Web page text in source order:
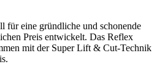
für eine gründliche und schonende
Preis entwickelt. Das Reflex
mit der Super Lift & Cut-Technik